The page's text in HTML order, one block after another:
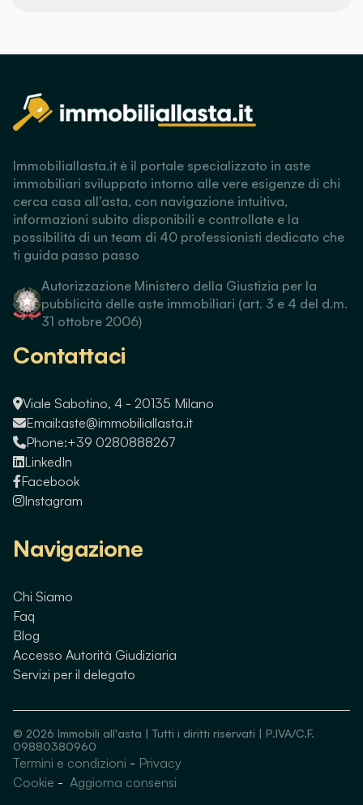
Guarda immobili simili
Immobiliallasta.it è il portale specializzato in aste
immobiliari sviluppato intorno alle vere esigenze di chi
cerca casa all’asta, con navigazione intuitiva,
informazioni subito disponibili e controllate e la
possibilità di un team di 40 professionisti dedicato che
ti guida passo passo
Autorizzazione Ministero della Giustizia per la
pubblicità delle aste immobiliari (art. 3 e 4 del d.m.
31 ottobre 2006)
Contattaci
Viale Sabotino, 4 - 20135 Milano
Email:aste@immobiliallasta.it
Phone:+39 0280888267
LinkedIn
Facebook
Instagram
Navigazione
Chi Siamo
Faq
Blog
Accesso Autorità Giudiziaria
Servizi per il delegato
© 2026 Immobili all'asta | Tutti i diritti riservati | P.IVA/C.F.
09880380960
Termini e condizioni - Privacy
Cookie - Aggiorna consensi